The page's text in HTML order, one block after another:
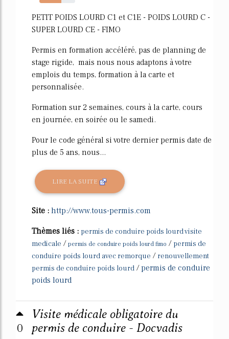
61%
PETIT POIDS LOURD C1 et C1E - POIDS LOURD C -
SUPER LOURD CE - FIMO
Permis en formation accéléré, pas de planning de
stage rigide, mais nous nous adaptons à votre
emplois du temps, formation à la carte et
personnalisée.
Formation sur 2 semaines, cours à la carte, cours
en journée, en soirée ou le samedi.
Pour le code général si votre dernier permis date de
plus de 5 ans, nous...
LIRE LA SUITE
Site : http://www.tous-permis.com
Thèmes liés : permis de conduire poids lourd visite
medicale / permis de conduire poids lourd fimo / permis de
conduire poids lourd avec remorque / renouvellement
permis de conduire poids lourd /permis de conduire
poids lourd
0
Visite médicale obligatoire du
permis de conduire - Docvadis